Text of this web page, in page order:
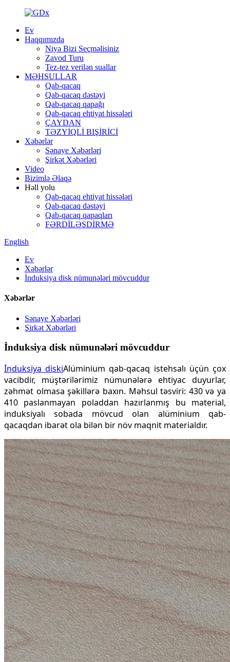
Ev
Haqqımızda
Niyə Bizi Seçməlisiniz
Zavod Turu
Tez-tez verilən suallar
MƏHSULLAR
Qab-qacaq
Qab-qacaq dəstəyi
Qab-qacaq qapağı
Qab-qacaq ehtiyat hissələri
ÇAYDAN
TƏZYİQLİ BIŞİRİCİ
Xəbərlər
Sənaye Xəbərləri
Şirkət Xəbərləri
Video
Bizimlə Əlaqə
Həll yolu
Qab-qacaq ehtiyat hissələri
Qab-qacaq dəstəyi
Qab-qacaq qapaqları
FƏRDİLƏŞDİRMƏ
English
Ev
Xəbərlər
İnduksiya disk nümunələri mövcuddur
Xəbərlər
Sənaye Xəbərləri
Şirkət Xəbərləri
İnduksiya disk nümunələri mövcuddur
İnduksiya diskiAlüminium qab-qacaq istehsalı üçün çox
vacibdir, müştərilərimiz nümunələrə ehtiyac duyurlar,
zəhmət olmasa şəkillərə baxın. Məhsul təsviri: 430 və ya
410 paslanmayan poladdan hazırlanmış bu material,
induksiyalı sobada mövcud olan alüminium qab-
qacaqdan ibarət ola bilən bir növ maqnit materialdır.